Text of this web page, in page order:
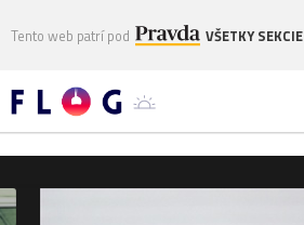
Tento web patrí pod VŠETKY SEKCIE